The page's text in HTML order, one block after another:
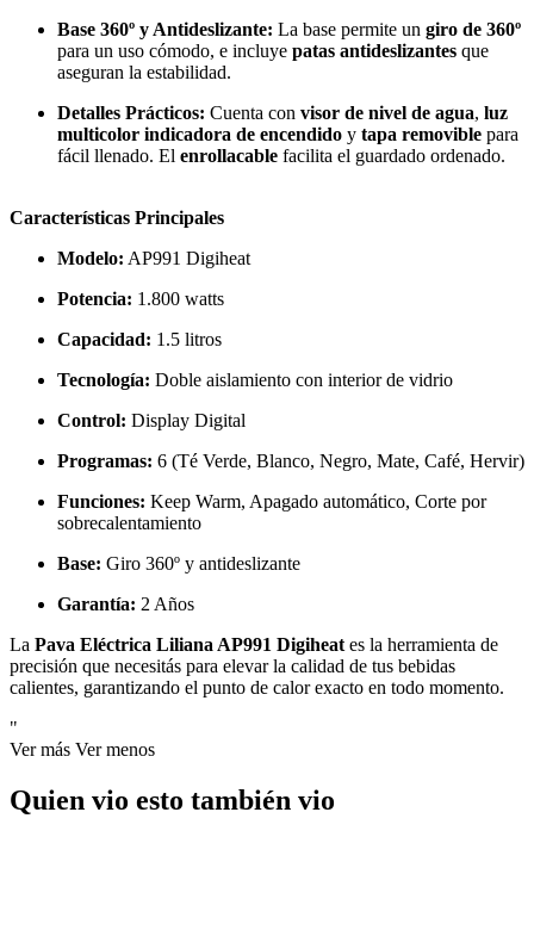
Base 360º y Antideslizante: La base permite un giro de 360º
para un uso cómodo, e incluye patas antideslizantes que
aseguran la estabilidad.
Detalles Prácticos: Cuenta con visor de nivel de agua, luz
multicolor indicadora de encendido y tapa removible para
fácil llenado. El enrollacable facilita el guardado ordenado.
Características Principales
Modelo: AP991 Digiheat
Potencia: 1.800 watts
Capacidad: 1.5 litros
Tecnología: Doble aislamiento con interior de vidrio
Control: Display Digital
Programas: 6 (Té Verde, Blanco, Negro, Mate, Café, Hervir)
Funciones: Keep Warm, Apagado automático, Corte por
sobrecalentamiento
Base: Giro 360º y antideslizante
Garantía: 2 Años
La Pava Eléctrica Liliana AP991 Digiheat es la herramienta de
precisión que necesitás para elevar la calidad de tus bebidas
calientes, garantizando el punto de calor exacto en todo momento.
"
Ver más Ver menos
Quien vio esto también vio